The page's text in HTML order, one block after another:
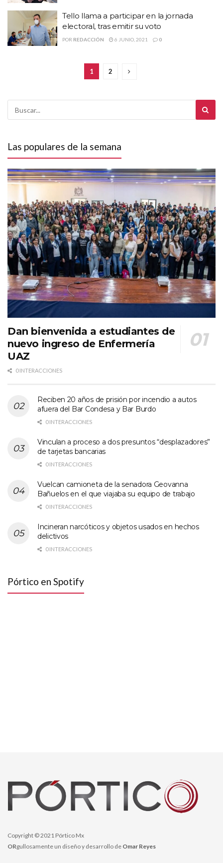
Tello llama a participar en la jornada
electoral, tras emitir su voto
POR REDACCIÓN 6 JUNIO, 2021 0
1 2
Las populares de la semana
Dan bienvenida a estudiantes de
nuevo ingreso de Enfermería
UAZ
0 INTERACCIONES
Reciben 20 años de prisión por incendio a autos
afuera del Bar Condesa y Bar Burdo
0 INTERACCIONES
Vinculan a proceso a dos presuntos “desplazadores”
de tarjetas bancarias
0 INTERACCIONES
Vuelcan camioneta de la senadora Geovanna
Bañuelos en el que viajaba su equipo de trabajo
0 INTERACCIONES
Incineran narcóticos y objetos usados en hechos
delictivos
0 INTERACCIONES
Pórtico en Spotify
Copyright © 2021 Pórtico Mx
ORgullosamente un diseño y desarrollo de Omar Reyes